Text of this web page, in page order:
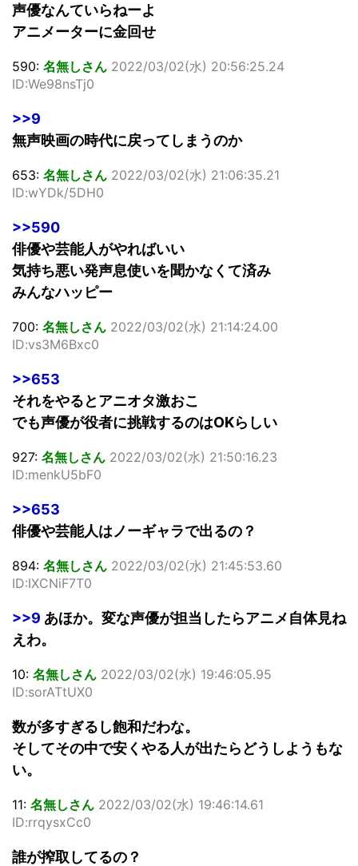
声優なんていらねーよ
アニメーターに金回せ
590: 名無しさん 2022/03/02(水) 20:56:25.24
ID:We98nsTj0
>>9
無声映画の時代に戻ってしまうのか
653: 名無しさん 2022/03/02(水) 21:06:35.21
ID:wYDk/5DH0
>>590
俳優や芸能人がやればいい
気持ち悪い発声息使いを聞かなくて済み
みんなハッピー
700: 名無しさん 2022/03/02(水) 21:14:24.00
ID:vs3M6Bxc0
>>653
それをやるとアニオタ激おこ
でも声優が役者に挑戦するのはOKらしい
927: 名無しさん 2022/03/02(水) 21:50:16.23
ID:menkU5bF0
>>653
俳優や芸能人はノーギャラで出るの？
894: 名無しさん 2022/03/02(水) 21:45:53.60
ID:IXCNiF7T0
>>9 あほか。変な声優が担当したらアニメ自体見ね
えわ。
10: 名無しさん 2022/03/02(水) 19:46:05.95
ID:sorATtUX0
数が多すぎるし飽和だわな。
そしてその中で安くやる人が出たらどうしようもな
い。
11: 名無しさん 2022/03/02(水) 19:46:14.61
ID:rrqysxCc0
誰が搾取してるの？